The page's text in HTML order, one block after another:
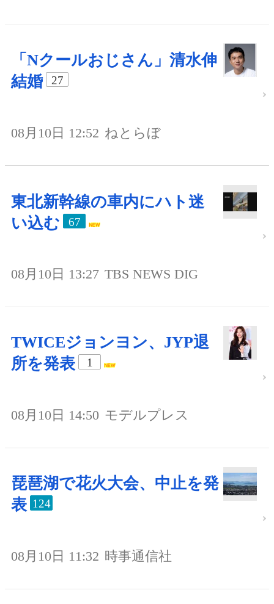
「Nクールおじさん」清水伸
結婚
27
08月10日 12:52 ねとらぼ
東北新幹線の車内にハト迷
い込む
67
08月10日 13:27 TBS NEWS DIG
TWICEジョンヨン、JYP退
所を発表
1
08月10日 14:50 モデルプレス
琵琶湖で花火大会、中止を発
表 124
08月10日 11:32 時事通信社